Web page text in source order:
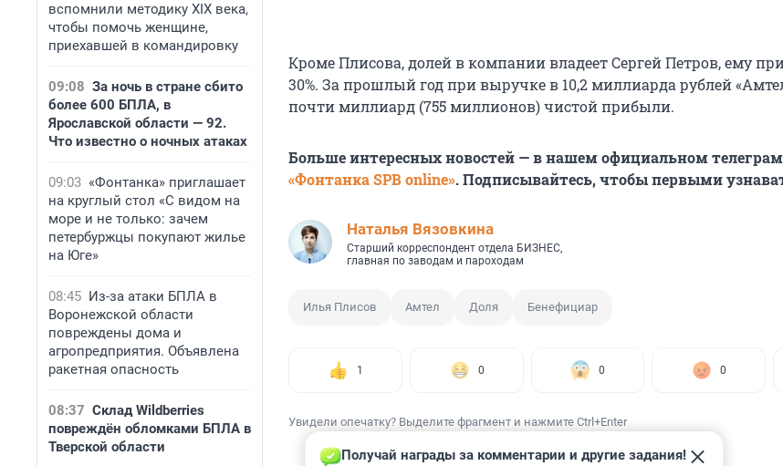
вспомнили методику XIX века,
чтобы помочь женщине,
приехавшей в командировку
09:08 За ночь в стране сбито
более 600 БПЛА, в
Ярославской области — 92.
Что известно о ночных атаках
09:03 «Фонтанка» приглашает
на круглый стол «С видом на
море и не только: зачем
петербуржцы покупают жилье
на Юге»
08:45 Из-за атаки БПЛА в
Воронежской области
повреждены дома и
агропредприятия. Объявлена
ракетная опасность
08:37 Склад Wildberries
повреждён обломками БПЛА в
Тверской области
Кроме Плисова, долей в компании владеет Сергей Петров, ему
30%. За прошлый год при выручке в 10,2 миллиарда рублей
почти миллиард (755 миллионов) чистой прибыли.
Больше интересных новостей — в нашем официальном
«Фонтанка SPB online». Подписывайтесь, чтобы первыми
Наталья Вязовкина
Старший корреспондент отдела БИЗНЕС,
главная по заводам и пароходам
Илья Плисов Амтел Доля Бенефициар
1 0 0 0
Увидели опечатку? Выделите фрагмент и нажмите Ctrl+Enter
Получай награды за комментарии и другие задания!